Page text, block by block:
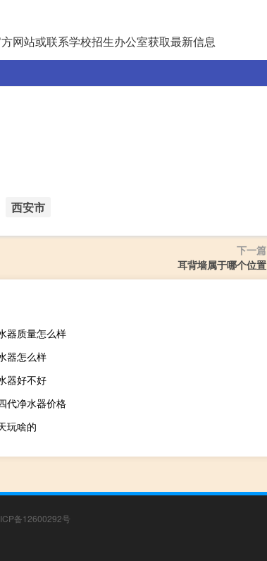
网站或联系学校招生办公室获取最新信息
西安市
下一篇
耳背墙属于哪个位置
器质量怎么样
器怎么样
器好不好
代净水器价格
玩啥的
备12600292号